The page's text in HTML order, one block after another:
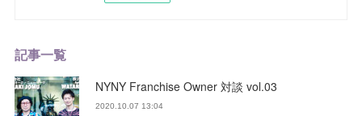
記事一覧
NYNY Franchise Owner 対談 vol.03
2020.10.07 13:04